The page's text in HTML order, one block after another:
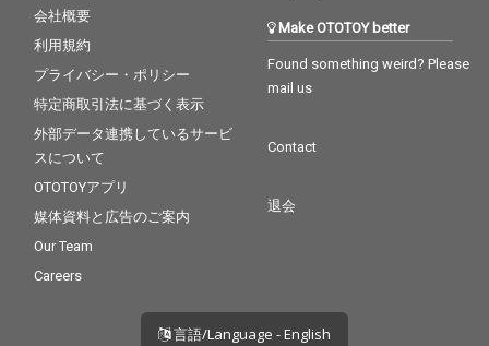
会社概要
利用規約
プライバシー・ポリシー
特定商取引法に基づく表示
外部データ連携しているサービ
スについて
OTOTOYアプリ
媒体資料と広告のご案内
Our Team
Careers
Make OTOTOY better
Found something weird? Please
mail us
Contact
退会
言語/Language - English